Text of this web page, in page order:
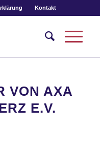
Kontakt
VON AXA
E.V.